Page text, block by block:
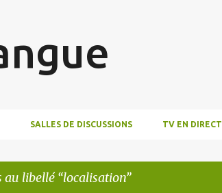
SALLES DE DISCUSSIONS TV EN DIRECT
au libellé localisation